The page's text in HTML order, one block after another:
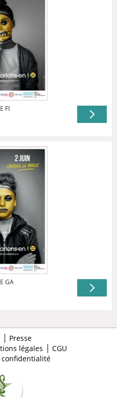
FI
GA
Presse
légales
CGU